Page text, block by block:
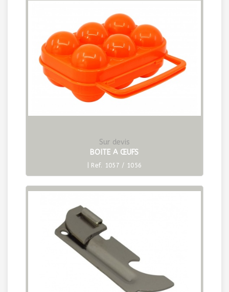
Sur devis
BOITE A ŒUFS
| Ref. 1057 / 1056